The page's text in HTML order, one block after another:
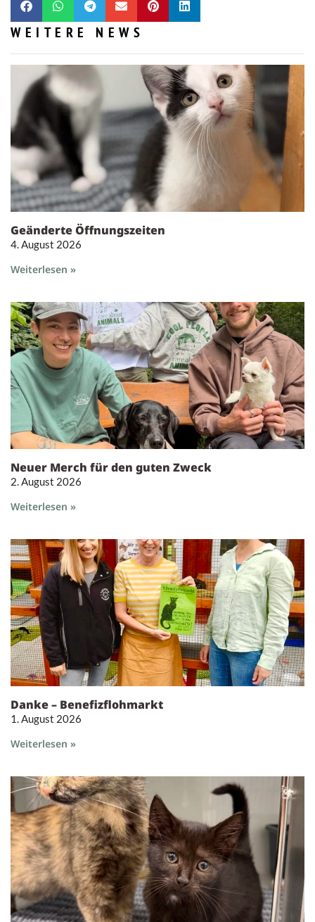
WEITERE NEWS
Geänderte Öffnungszeiten
4. August 2026
Weiterlesen »
Neuer Merch für den guten Zweck
2. August 2026
Weiterlesen »
Danke – Benefizflohmarkt
1. August 2026
Weiterlesen »